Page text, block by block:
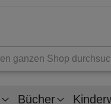
Bücher